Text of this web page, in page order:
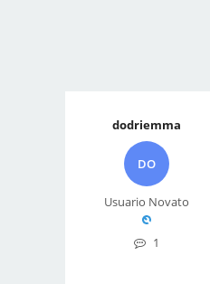
dodriemma
DO
Usuario Novato
1